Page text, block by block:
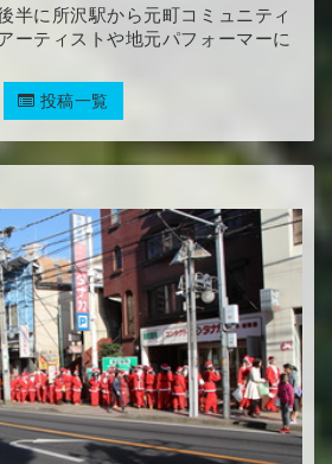
半に所沢駅から元町コミュニティ
ーティストや地元パフォーマーに
投稿一覧